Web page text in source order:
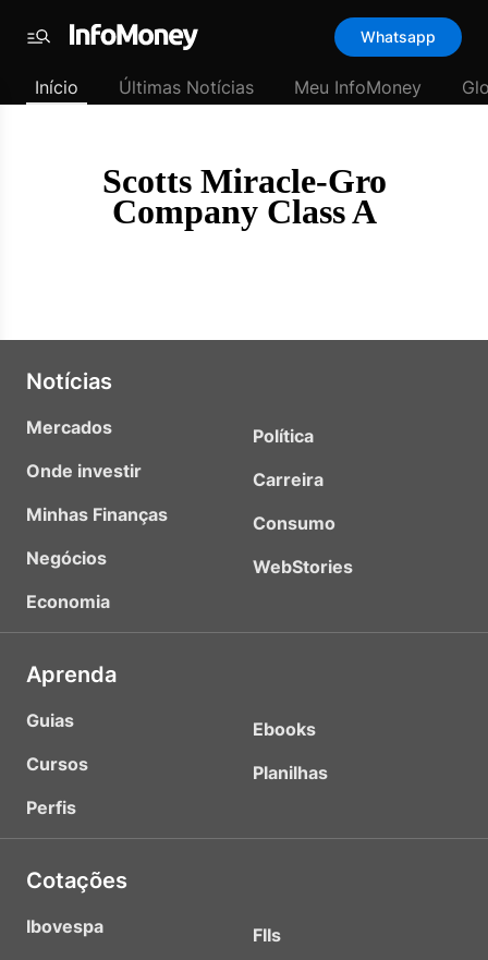
padrão
Últimas
Menu
Whatsapp
Início Últimas Notícias Meu InfoMoney
Scotts Miracle-Gro
Company Class A
Notícias
Mercados
Onde investir
Minhas Finanças
Negócios
Economia
Política
Carreira
Consumo
WebStories
Aprenda
Guias
Cursos
Perfis
Ebooks
Planilhas
Cotações
Ibovespa
FIIs